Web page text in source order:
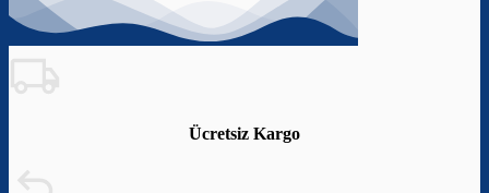
Ücretsiz Kargo